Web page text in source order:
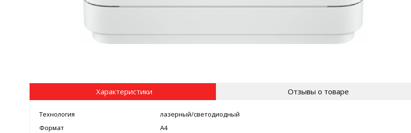
Характеристики Отзывы о товаре
Технология
лазерный/светодиодный
Формат
А4